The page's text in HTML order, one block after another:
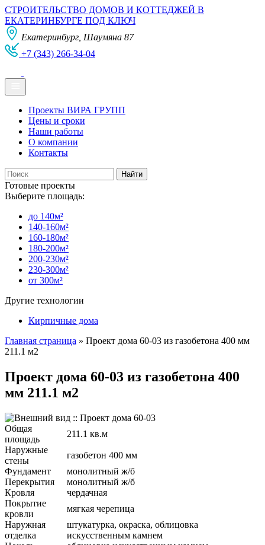
СТРОИТЕЛЬСТВО ДОМОВ И КОТТЕДЖЕЙ В
ЕКАТЕРИНБУРГЕ ПОД КЛЮЧ
Екатеринбург, Шаумяна 87
+7 (343) 266-34-04
Проекты ВИРА ГРУПП
Цены и сроки
Наши работы
О компании
Контакты
Готовые проекты
Выберите площадь:
до 140м²
140-160м²
160-180м²
180-200м²
200-230м²
230-300м²
от 300м²
Другие технологии
Кирпичные дома
Главная страница » Проект дома 60-03 из газобетона 400 мм
211.1 м2
Проект дома 60-03 из газобетона 400
мм 211.1 м2
Общая
площадь
211.1 кв.м
Наружные
стены
газобетон 400 мм
Фундамент
монолитный ж/б
Перекрытия
монолитный ж/б
Кровля
чердачная
Покрытие
кровли
мягкая черепица
Наружная
отделка
штукатурка, окраска, облицовка
искусственным камнем